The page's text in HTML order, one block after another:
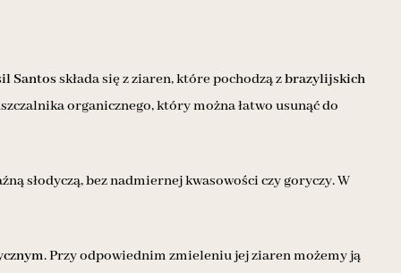
Santos składa się z ziaren, które pochodzą zbrazylijskich
organicznego, który można łatwo usunąć do
słodyczą, bez nadmiernej kwasowości czy goryczy. W
. Przy odpowiednim zmieleniu jej ziaren możemy ją